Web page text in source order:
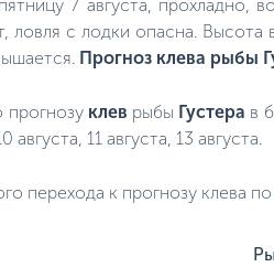
пятницу 7 августа, прохладно,
ловля с лодки опасна.
Прогноз клева рыбы
прогнозу клев рыбы Густера в
августа, 11 августа, 13 августа.
перехода к прогнозу клева